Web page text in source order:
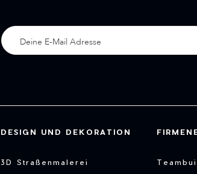
DESIGN UND DEKORATION
3D Straßenmalerei